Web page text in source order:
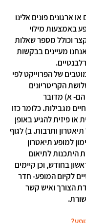
ארגונים פונים אלינו
באמצעות מילוי
וכולל מספר שאלות
מעיינים בבקשות
של הפרוייקט לפי
הקריטריונים
הם- א) מדובר
מגבילות. כלומר כזו
או פיזית להגיע באופן
ותרבות. ב) לגוף
למופע תיאטרון
היתכנות לתיאום
בחודש, וכן קיימים
לקיום המופע- חדר
הצורך ואיש קשר